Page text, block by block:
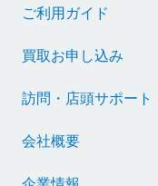
ご利用ガイド
買取お申し込み
訪問・店頭サポート
会社概要